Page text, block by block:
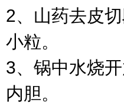
2、山药去皮
小粒。
3、锅中水烧
内胆。